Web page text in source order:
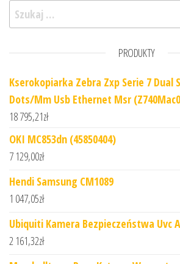
Szukaj:
PRODUKTY
Kserokopiarka Zebra Zxp Serie 7 Dual
Dots/Mm Usb Ethernet Msr
18 795,21zł
OKI MC853dn (45850404)
7 129,00zł
Hendi Samsung CM1089
1 047,05zł
Ubiquiti Kamera Bezpieczeństwa Uvc
2 161,32zł